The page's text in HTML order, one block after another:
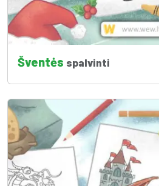
Šventės spalvinti